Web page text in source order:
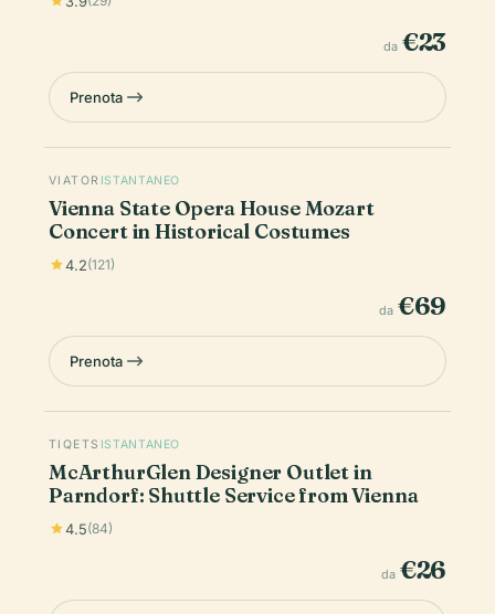
da €23
Prenota
VIATOR ISTANTANEO
Vienna State Opera House Mozart
Concert in Historical Costumes
4.2(121)
da €69
Prenota
TIQETS ISTANTANEO
McArthurGlen Designer Outlet in
Parndorf: Shuttle Service from Vienna
4.5(84)
da €26